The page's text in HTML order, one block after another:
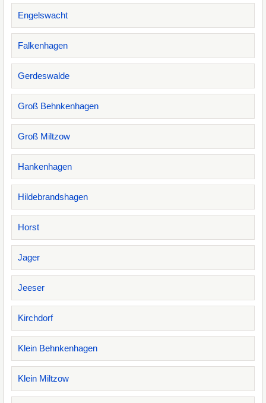
Engelswacht
Falkenhagen
Gerdeswalde
Groß Behnkenhagen
Groß Miltzow
Hankenhagen
Hildebrandshagen
Horst
Jager
Jeeser
Kirchdorf
Klein Behnkenhagen
Klein Miltzow